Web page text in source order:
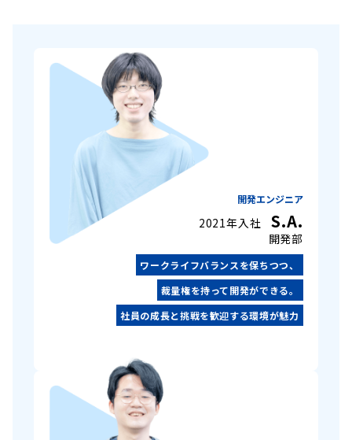
開発エンジニア
2021年入社 S.A.
開発部
ワークライフバランスを保ちつつ、
裁量権を持って開発ができる。
社員の成長と挑戦を歓迎する環境が魅力